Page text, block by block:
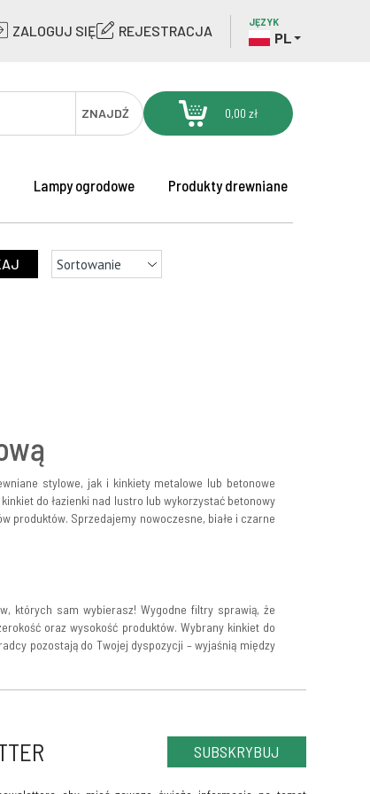
ZALOGUJ SIĘ REJESTRACJA
JĘZYK
PL
ZNAJDŹ 0,00 zł
Lampy ogrodowe Produkty drewniane
stylowe, jak i kinkiety metalowe lub betonowe
do łazienki nad lustro lub wykorzystać betonowy
produktów. Sprzedajemy nowoczesne, białe i czarne
których sam wybierasz! Wygodne filtry sprawią, że
oraz wysokość produktów. Wybrany kinkiet do
pozostają do Twojej dyspozycji – wyjaśnią między
SUBSKRYBUJ